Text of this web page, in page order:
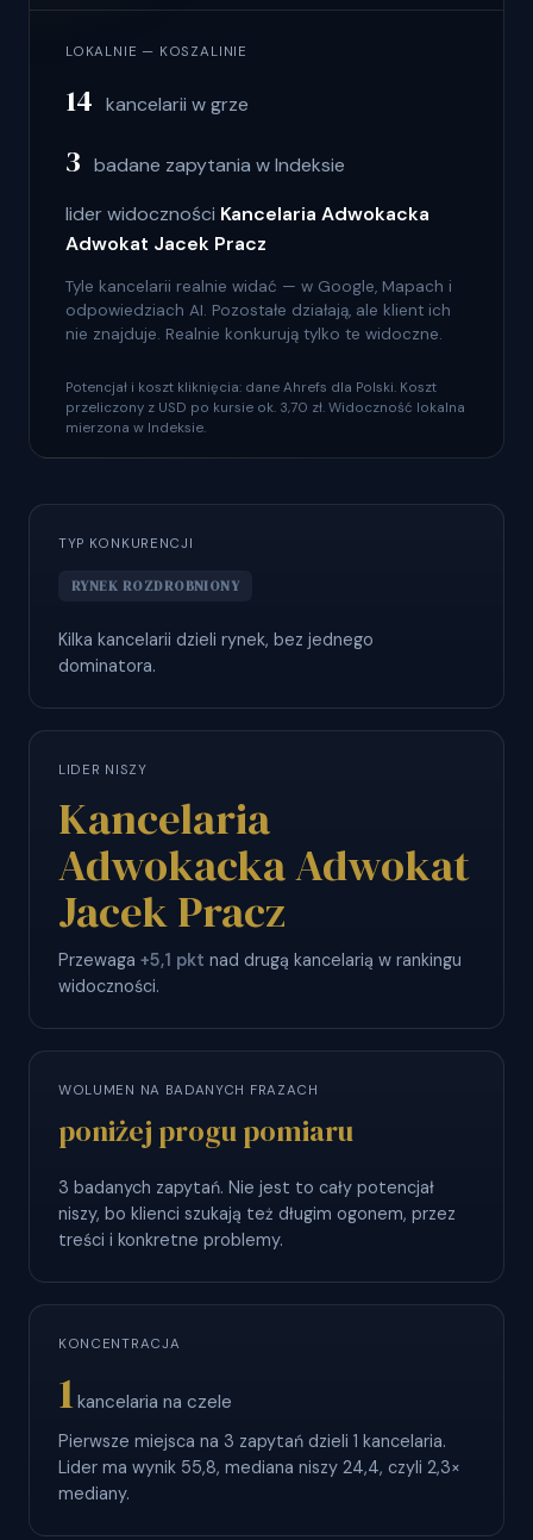
LOKALNIE — KOSZALINIE
14 kancelarii w grze
3 badane zapytania w Indeksie
lider widoczności Kancelaria Adwokacka
Adwokat Jacek Pracz
Tyle kancelarii realnie widać — w Google, Mapach i
odpowiedziach AI. Pozostałe działają, ale klient ich
nie znajduje. Realnie konkurują tylko te widoczne.
Potencjał i koszt kliknięcia: dane Ahrefs dla Polski. Koszt
przeliczony z USD po kursie ok. 3,70 zł. Widoczność lokalna
mierzona w Indeksie.
TYP KONKURENCJI
RYNEK ROZDROBNIONY
Kilka kancelarii dzieli rynek, bez jednego
dominatora.
LIDER NISZY
Kancelaria
Adwokacka Adwokat
Jacek Pracz
Przewaga +5,1 pkt nad drugą kancelarią w rankingu
widoczności.
WOLUMEN NA BADANYCH FRAZACH
poniżej progu pomiaru
3 badanych zapytań. Nie jest to cały potencjał
niszy, bo klienci szukają też długim ogonem, przez
treści i konkretne problemy.
KONCENTRACJA
1kancelaria na czele
Pierwsze miejsca na 3 zapytań dzieli 1 kancelaria.
Lider ma wynik 55,8, mediana niszy 24,4, czyli 2,3×
mediany.